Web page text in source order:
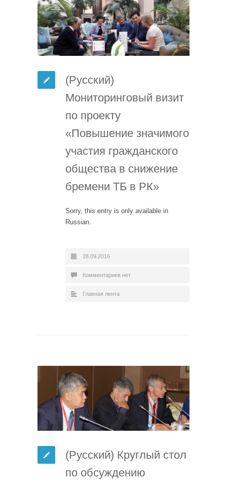
(Русский)
Мониторинговый визит
по проекту
«Повышение значимого
участия гражданского
общества в снижение
бремени ТБ в РК»
Sorry, this entry is only available in
Russian.
28.09.2016
Комментариев нет
Главная лента
(Русский) Круглый стол
по обсуждению